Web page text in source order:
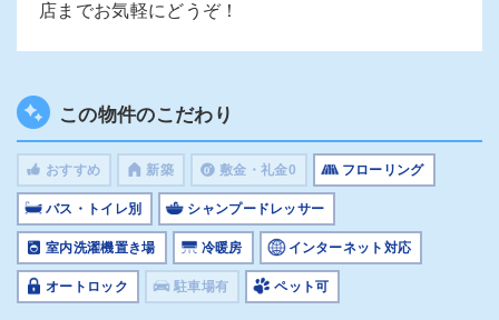
店までお気軽にどうぞ！
この物件のこだわり
おすすめ 新築 敷金・礼金0 フローリング
バス・トイレ別 シャンプードレッサー
室内洗濯機置き場 冷暖房 インターネット対応
オートロック 駐車場有 ペット可